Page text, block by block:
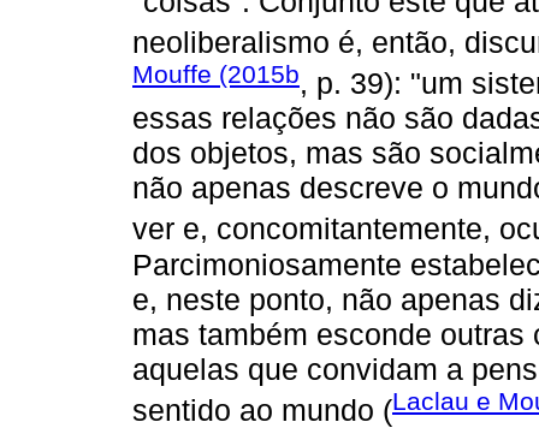
neoliberalismo é, então,
Mouffe (2015b, p. 39): "um
essas relações não são
dos objetos, mas são
não apenas descreve o
ver e, concomitantemente,
Parcimoniosamente
e, neste ponto, não apenas
mas também esconde
aquelas que convidam a
sentido ao mundo (Laclau e